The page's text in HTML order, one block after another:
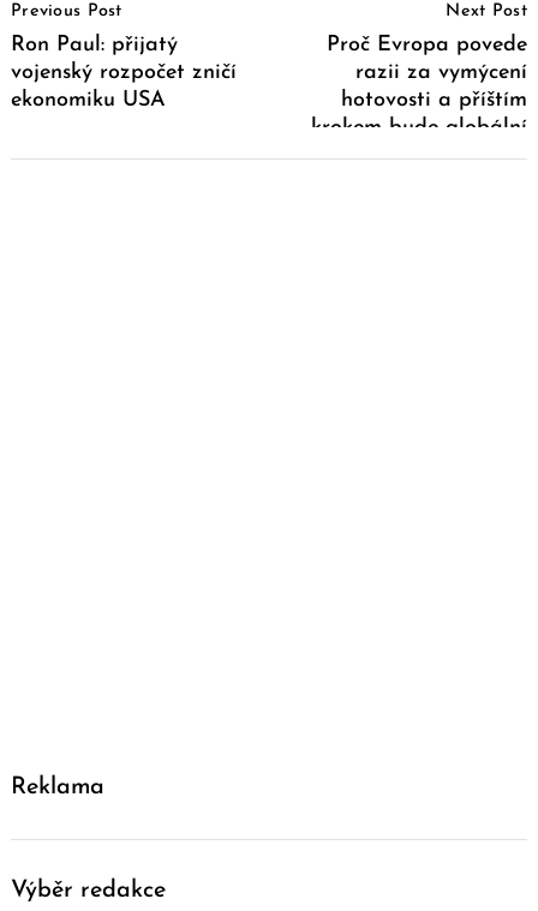
Navigation
Previous Post
Ron Paul: přijatý
vojenský rozpočet zničí
ekonomiku USA
Next Post
Proč Evropa povede
razii za vymýcení
hotovosti a příštím
krokem bude globální
zhroucení
Reklama
Výběr redakce